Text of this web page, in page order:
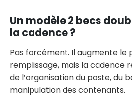
Un modèle 2 becs
la cadence ?
Pas forcément. Il augmente le
remplissage, mais la cadence
de l’organisation du poste, du
manipulation des contenants.